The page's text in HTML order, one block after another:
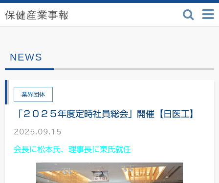
保健産業事報 - 医療機
検索
業界団体
「２０２５年度定時社員総会」開催【日医工】
2025.09.15
会長に松本氏、理事長に東氏就任